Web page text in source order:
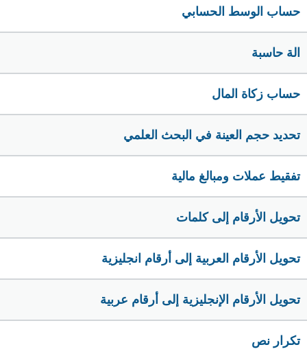
حساب الوسط الحسابي
الة حاسبة
حساب زكاة المال
تحديد حجم العينة في البحث العلمي
تفقيط عملات ومبالغ مالية
تحويل الأرقام إلى كلمات
تحويل الأرقام العربية إلى أرقام انجليزية
تحويل الأرقام الإنجليزية إلى أرقام عربية
تكرار نص